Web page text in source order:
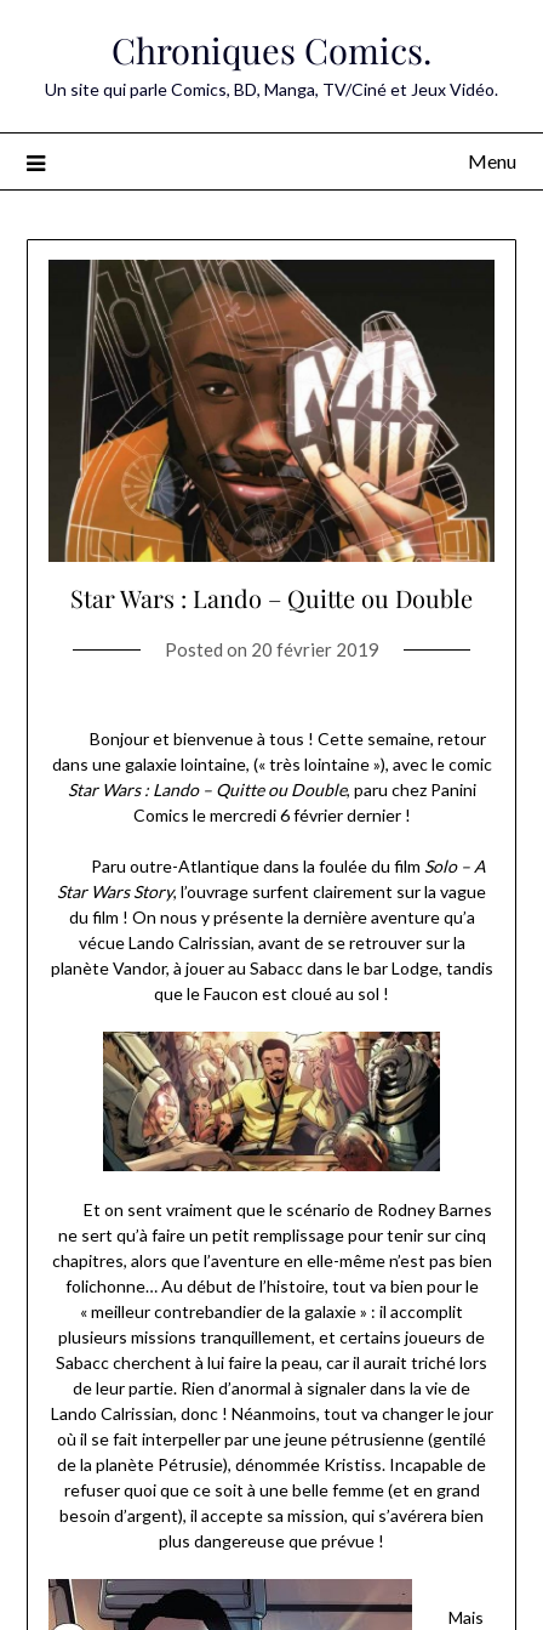
Chroniques Comics.
Un site qui parle Comics, BD, Manga, TV/Ciné et Jeux Vidéo.
Menu
Star Wars : Lando – Quitte ou Double
Posted on 20 février 2019
Bonjour et bienvenue à tous ! Cette semaine, retour
dans une galaxie lointaine, (« très lointaine »), avec le comic
Star Wars : Lando – Quitte ou Double, paru chez Panini
Comics le mercredi 6 février dernier !
Paru outre-Atlantique dans la foulée du film Solo – A
Star Wars Story, l’ouvrage surfent clairement sur la vague
du film ! On nous y présente la dernière aventure qu’a
vécue Lando Calrissian, avant de se retrouver sur la
planète Vandor, à jouer au Sabacc dans le bar Lodge, tandis
que le Faucon est cloué au sol !
Et on sent vraiment que le scénario de Rodney Barnes
ne sert qu’à faire un petit remplissage pour tenir sur cinq
chapitres, alors que l’aventure en elle-même n’est pas bien
folichonne… Au début de l’histoire, tout va bien pour le
« meilleur contrebandier de la galaxie » : il accomplit
plusieurs missions tranquillement, et certains joueurs de
Sabacc cherchent à lui faire la peau, car il aurait triché lors
de leur partie. Rien d’anormal à signaler dans la vie de
Lando Calrissian, donc ! Néanmoins, tout va changer le jour
où il se fait interpeller par une jeune pétrusienne (gentilé
de la planète Pétrusie), dénommée Kristiss. Incapable de
refuser quoi que ce soit à une belle femme (et en grand
besoin d’argent), il accepte sa mission, qui s’avérera bien
plus dangereuse que prévue !
Mais